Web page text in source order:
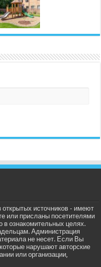
источников - имеют
или присланы посетителями
в ознакомительных целях.
Администрация
не несет. Если Вы
нарушают авторские
или организации,